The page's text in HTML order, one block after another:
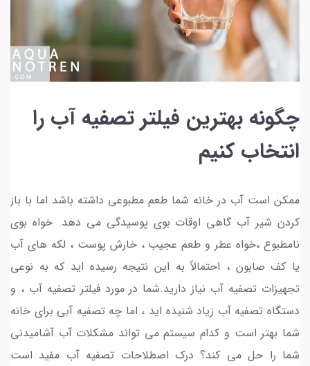
چگونه بهترین فیلتر تصفیه آب را
انتخاب کنیم
ممکن است آب در خانه شما طعم مطبوعی داشته باشد اما با باز
کردن شیر آب گاهی اوقات بوی پوسیدگی می دهد. خواه بوی
نامطبوع ،خواه عطر و طعم عجیب ، خارش پوست ، لکه های آب
یا کف صابون ، احتمالاً به این نتیجه رسیده اید که به نوعی
تجهیزات تصفیه آب نیاز دارید.شما در مورد فیلتر تصفیه آب ، و
دستگاه تصفیه آب زیاد شنیده اید ، اما چه تصفیه آبی برای خانه
شما بهتر است و کدام سیستم می تواند مشکلات آب آشامیدنی
شما را حل می کند؟ درک اصطلاحات تصفیه آب مفید است